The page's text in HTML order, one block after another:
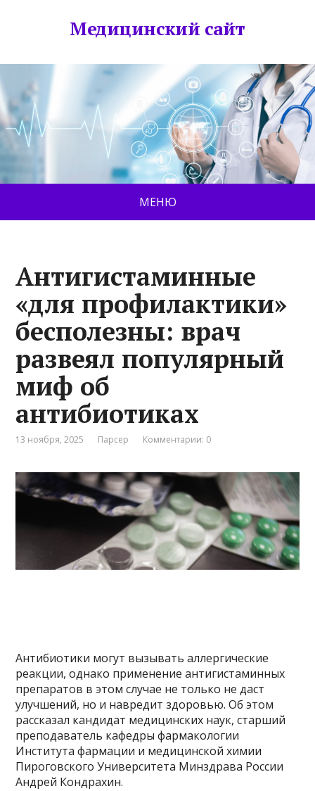
Медицинский сайт
МЕНЮ
Антигистаминные
«для профилактики»
бесполезны: врач
развеял популярный
миф об
антибиотиках
13 ноября, 2025 Парсер Комментарии: 0
Антибиотики могут вызывать аллергические
реакции, однако применение антигистаминных
препаратов в этом случае не только не даст
улучшений, но и навредит здоровью. Об этом
рассказал кандидат медицинских наук, старший
преподаватель кафедры фармакологии
Института фармации и медицинской химии
Пироговского Университета Минздрава России
Андрей Кондрахин.